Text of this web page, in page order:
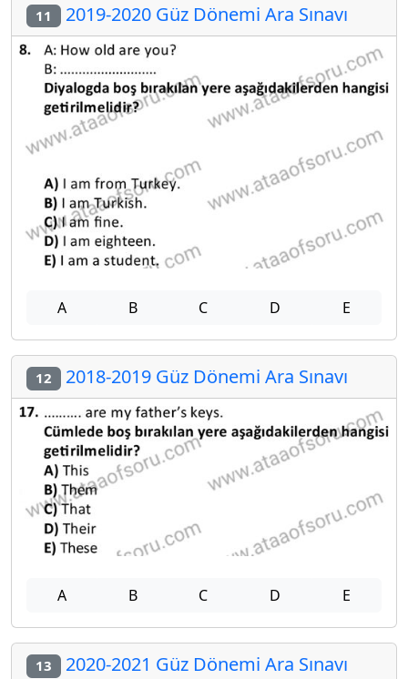
11 2019-2020 Güz Dönemi Ara Sınavı
A B C D E
12 2018-2019 Güz Dönemi Ara Sınavı
A B C D E
13 2020-2021 Güz Dönemi Ara Sınavı